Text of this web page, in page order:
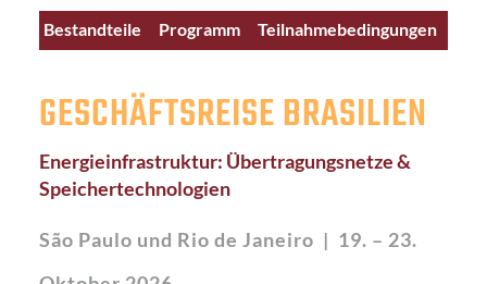
Bestandteile Programm
Teilnahmebedingungen
GESCHÄFTSREISE BRASILIEN
Energieinfrastruktur: Übertragungsnetze &
Speichertechnologien
São Paulo und Rio de Janeiro | 19. – 23.